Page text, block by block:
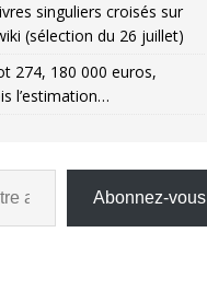
singuliers croisés sur
(sélection du 26 juillet)
274, 180 000 euros,
l’estimation…
Abonnez-vous